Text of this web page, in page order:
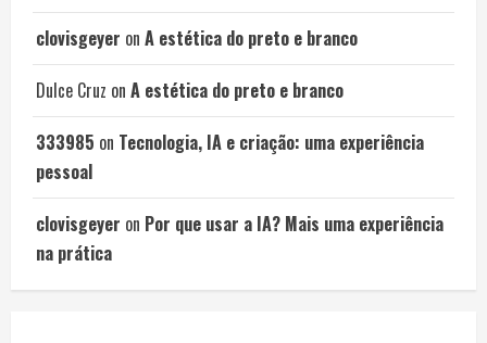
clovisgeyer on A estética do preto e branco
Dulce Cruz on A estética do preto e branco
333985 on Tecnologia, IA e criação: uma experiência
pessoal
clovisgeyer on Por que usar a IA? Mais uma experiência
na prática